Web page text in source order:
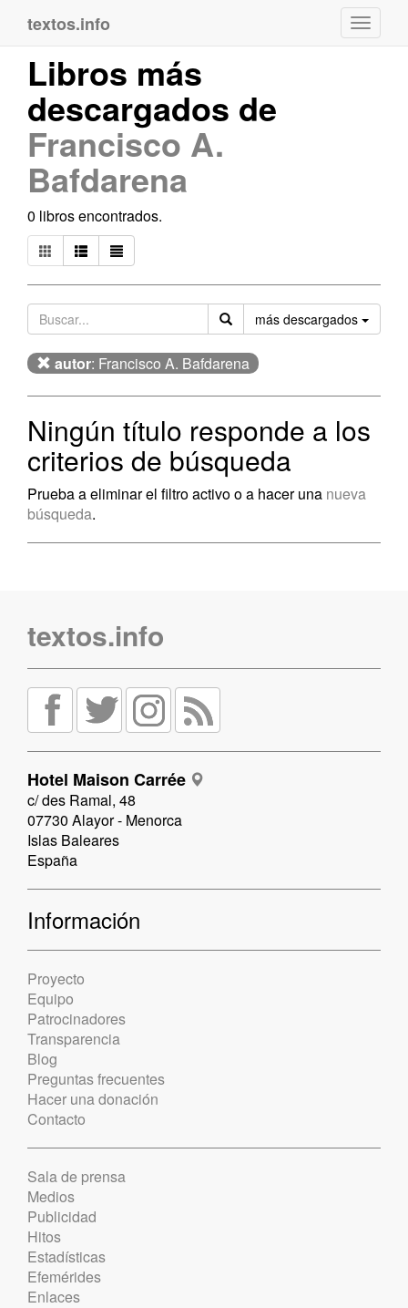
textos.info
Libros más
descargados de
Francisco A.
Bafdarena
0 libros encontrados.
más descargados
autor: Francisco A. Bafdarena
Ningún título responde a los
criterios de búsqueda
Prueba a eliminar el filtro activo o a hacer una nueva
búsqueda.
textos.info
Hotel Maison Carrée
c/ des Ramal, 48
07730 Alayor - Menorca
Islas Baleares
España
Información
Proyecto
Equipo
Patrocinadores
Transparencia
Blog
Preguntas frecuentes
Hacer una donación
Contacto
Sala de prensa
Medios
Publicidad
Hitos
Estadísticas
Efemérides
Enlaces